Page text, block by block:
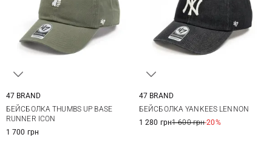
47 BRAND
БЕЙСБОЛКА THUMBS UP BASE
RUNNER ICON
1 700 грн
47 BRAND
БЕЙСБОЛКА YANKEES LENNON
1 280 грн1 600 грн-20%